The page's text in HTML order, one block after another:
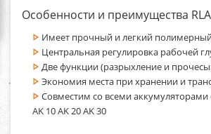
Особенности и преимущества
Имеет прочный и легкий
Центральная регулировка рабочей
Две функции (разрыхление и
Экономия места при хранении и
Совместим со всеми аккумуляторами
AK 10 AK 20 AK 30